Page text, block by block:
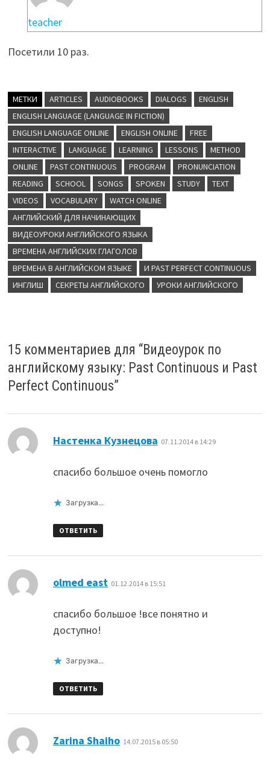
teacher
Посетили 10 раз.
МЕТКИ ARTICLES AUDIOBOOKS DIALOGS
ENGLISH
ENGLISH LANGUAGE (LANGUAGE IN FICTION)
ENGLISH LANGUAGE ONLINE
ENGLISH ONLINE
FREE
INTERACTIVE
LANGUAGE LEARNING LESSONS
METHOD
ONLINE
PAST CONTINUOUS PROGRAM
PRONUNCIATION
READING
SCHOOL SONGS SPOKEN STUDY
TEXT
VIDEOS
VOCABULARY
WATCH ONLINE
АНГЛИЙСКИЙ ДЛЯ НАЧИНАЮЩИХ
ВИДЕОУРОКИ АНГЛИЙСКОГО ЯЗЫКА
ВРЕМЕНА АНГЛИЙСКИХ ГЛАГОЛОВ
ВРЕМЕНА В АНГЛИЙСКОМ ЯЗЫКЕ
И PAST PERFECT CONTINUOUS
ИНГЛИШ
СЕКРЕТЫ АНГЛИЙСКОГО УРОКИ АНГЛИЙСКОГО
15 комментариев для “Видеоурок по
английскому языку: Past Continuous и Past
Perfect Continuous”
Настенка Кузнецова 07.11.2014 в 14:29
спасибо большое очень помогло
Загрузка...
ОТВЕТИТЬ
olmed east 01.12.2014 в 15:51
спасибо большое !все понятно и
доступно!
Загрузка...
ОТВЕТИТЬ
Zarina Shaiho: 14.07.2015 в 05:50